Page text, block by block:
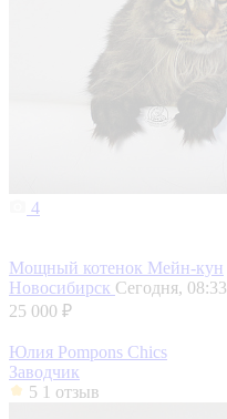
4
Мощный котенок Мейн-кун
Новосибирск Сегодня, 08:33
25 000 ₽
Юлия Pompons Chics
Заводчик
5 1 отзыв